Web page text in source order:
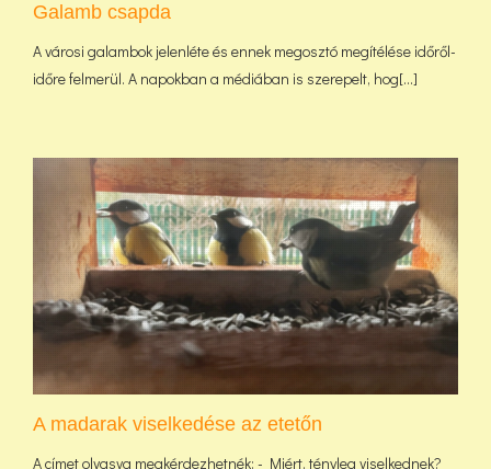
Galamb csapda
A városi galambok jelenléte és ennek megosztó megítélése időről-
időre felmerül. A napokban a médiában is szerepelt, hog[...]
A madarak viselkedése az etetőn
A címet olvasva megkérdezhetnék: - Miért, tényleg viselkednek?